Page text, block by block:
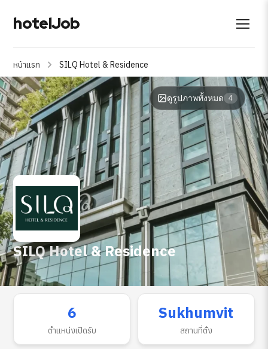
hotelJob
หน้าแรก SILQ Hotel & Residence
SILQ Hotel & Residence
ดูรูปภาพทั้งหมด 4
6
ตำแหน่งเปิดรับ
Sukhumvit
สถานที่ตั้ง